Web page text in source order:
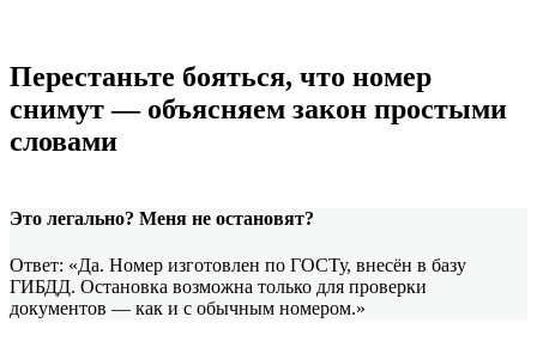
Перестаньте бояться, что номер
снимут — объясняем закон простыми
словами
Это легально? Меня не остановят?
Ответ: «Да. Номер изготовлен по ГОСТу, внесён в базу
ГИБДД. Остановка возможна только для проверки
документов — как и с обычным номером.»